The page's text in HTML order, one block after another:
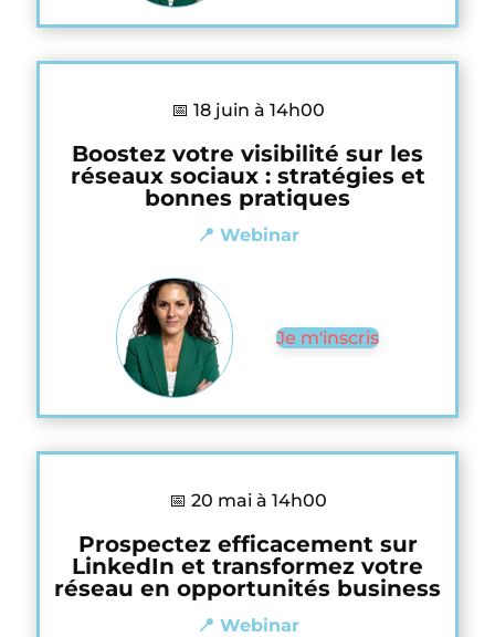
📅 18 juin à 14h00
Boostez votre visibilité sur les
réseaux sociaux : stratégies et
bonnes pratiques
📍 Webinar
Je m'inscris
📅 20 mai à 14h00
Prospectez efficacement sur
LinkedIn et transformez votre
réseau en opportunités business
📍 Webinar